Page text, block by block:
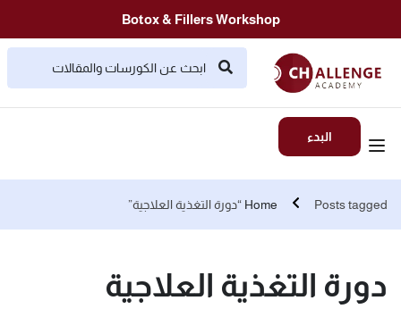
Botox & Fillers Workshop
البدء
Home Posts tagged “دورة التغذية العلاجية”
دورة التغذية العلاجية